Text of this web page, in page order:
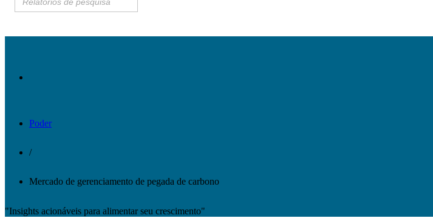
Poder
/
Mercado de gerenciamento de pegada de carbono
"Insights acionáveis ​​para alimentar seu crescimento"